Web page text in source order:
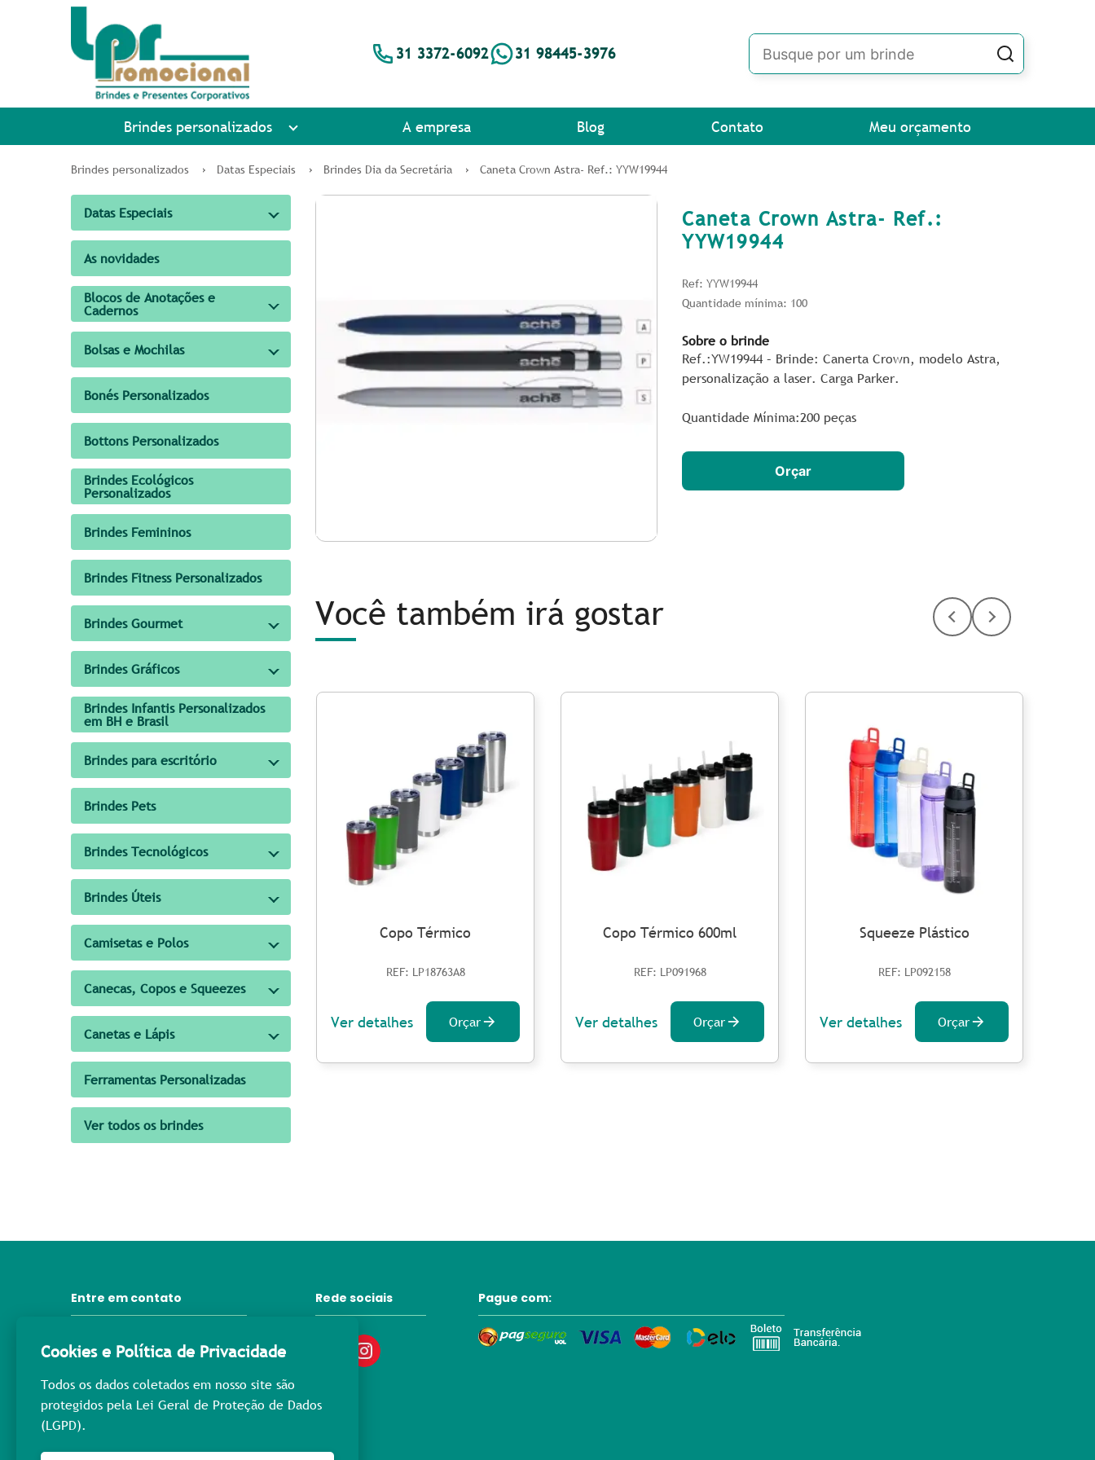
31 3372-6092 31 98445-3976
Brindes personalizados A empresa Blog Contato Meu orçamento
Brindes personalizados Datas Especiais Brindes Dia da Secretária Caneta Crown Astra- Ref.: YYW19944
Datas Especiais
As novidades
Blocos de Anotações e
Cadernos
Bolsas e Mochilas
Bonés Personalizados
Bottons Personalizados
Brindes Ecológicos
Personalizados
Brindes Femininos
Brindes Fitness Personalizados
Brindes Gourmet
Brindes Gráficos
Brindes Infantis Personalizados
em BH e Brasil
Brindes para escritório
Brindes Pets
Brindes Tecnológicos
Brindes Úteis
Camisetas e Polos
Canecas, Copos e Squeezes
Canetas e Lápis
Ferramentas Personalizadas
Ver todos os brindes
Caneta Crown Astra- Ref.:
YYW19944
Ref: YYW19944
Quantidade mínima: 100
Sobre o brinde
Ref.:YW19944 – Brinde: Canerta Crown, modelo Astra,
personalização a laser. Carga Parker.
Quantidade Mínima:200 peças
Orçar
Você também irá gostar
Copo Térmico
REF: LP18763A8
Ver detalhes Orçar
Copo Térmico 600ml
REF: LP091968
Ver detalhes Orçar
Squeeze Plástico
REF: LP092158
Ver detalhes Orçar
Entre em contato
31 3372-6092
31 98445-3976
Rede sociais Pague com:
Cookies e Política de Privacidade
Todos os dados coletados em nosso site são
protegidos pela Lei Geral de Proteção de Dados
(LGPD).